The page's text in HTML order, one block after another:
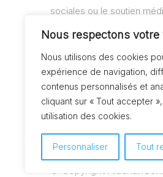
Nous respectons votre
Nous utilisons des cookies
expérience de navigation,
contenus personnalisés et
cliquant sur « Tout accepter
utilisation des cookies.
Personnaliser Tout
sociales ou le soutien
vous aider à trouver les
© Copyright